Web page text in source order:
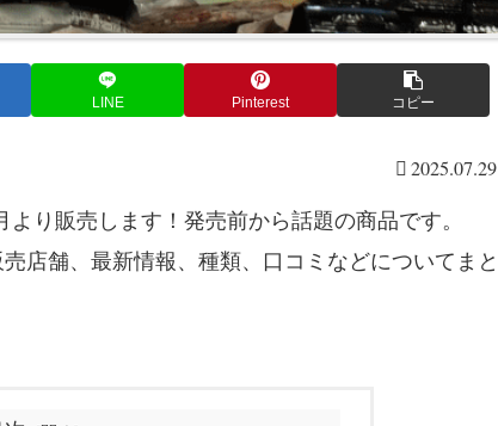
LINE Pinterest コピー
2025.07.29
り販売します！発売前から話題の商品です。
店舗、最新情報、種類、口コミなどについてまと